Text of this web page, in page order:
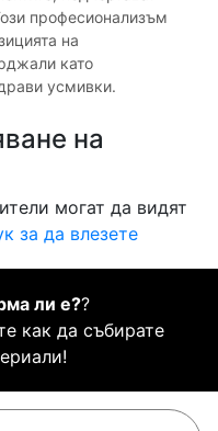
професионализъм
на
като
усмивки.
на
могат да видят
за да влезете
ли е??
как да събирате